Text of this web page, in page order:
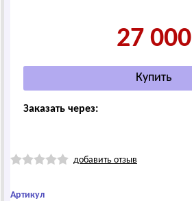
27 000
Заказать через:
добавить отзыв
Артикул